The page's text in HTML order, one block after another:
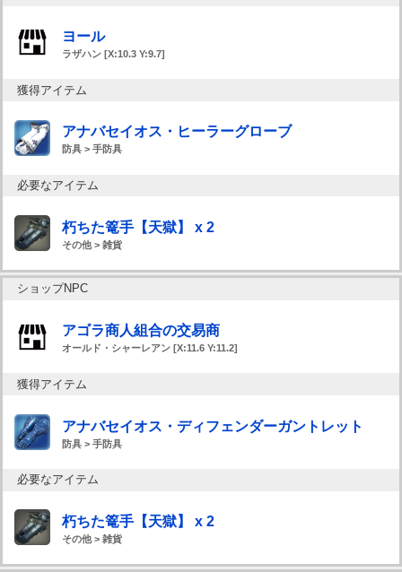
ヨール
ラザハン [X:10.3 Y:9.7]
獲得アイテム
アナバセイオス・ヒーラーグローブ
防具 > 手防具
必要なアイテム
朽ちた篭手【天獄】 x 2
その他 > 雑貨
ショップNPC
アゴラ商人組合の交易商
オールド・シャーレアン [X:11.6 Y:11.2]
獲得アイテム
アナバセイオス・ディフェンダーガントレット
防具 > 手防具
必要なアイテム
朽ちた篭手【天獄】 x 2
その他 > 雑貨